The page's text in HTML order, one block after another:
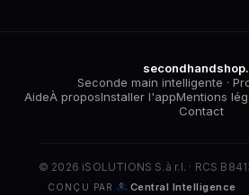
Seconde main intelligente ·
AideÀ proposInstaller l'appMentions
Contact
© 2026 iSOLUTIONS S.à r.l. · RCS
CONÇU PAR Central Intelligence